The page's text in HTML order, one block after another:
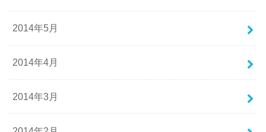
2014年5月
2014年4月
2014年3月